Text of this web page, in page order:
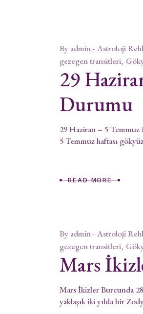
By admin Astroloji
gezegen transitleri
29
Durumu
29 Haziran – 5 Temmuz
5 Temmuz haftası
READ MORE
By admin Astroloji
gezegen transitleri
Mars
Mars İkizler Burcunda
yaklaşık iki yılda bir